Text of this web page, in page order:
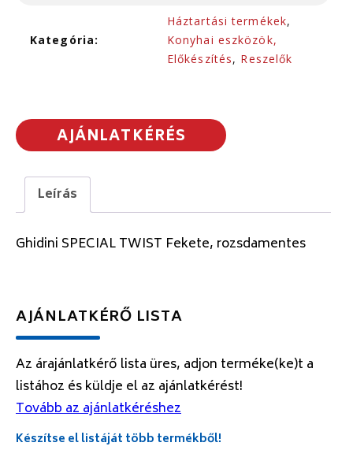
Kategória:
Háztartási termékek,
Konyhai eszközök,
Előkészítés, Reszelők
AJÁNLATKÉRÉS
Leírás
Ghidini SPECIAL TWIST Fekete, rozsdamentes
AJÁNLATKÉRŐ LISTA
Az árajánlatkérő lista üres, adjon terméke(ke)t a
listához és küldje el az ajánlatkérést!
Tovább az ajánlatkéréshez
Készítse el listáját több termékből!